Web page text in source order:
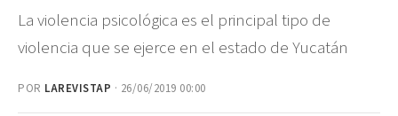
La violencia psicológica es el principal tipo de
violencia que se ejerce en el estado de Yucatán
POR LAREVISTAP · 26/06/2019 00:00